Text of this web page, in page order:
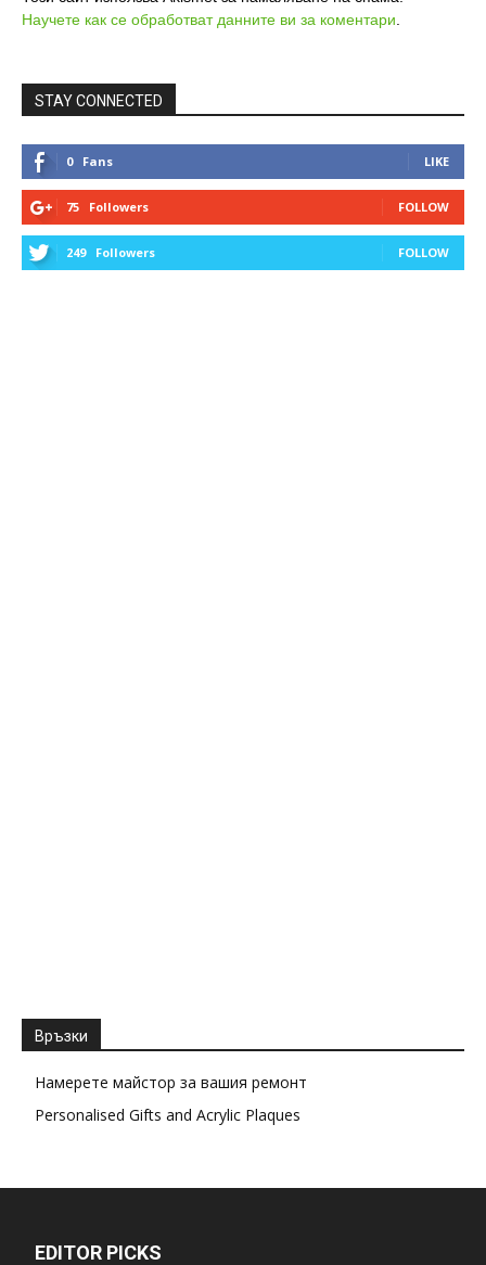
Научете как се обработват данните ви за коментари
STAY CONNECTED
0 Fans LIKE
75 Followers FOLLOW
249 Followers FOLLOW
Връзки
Намерете майстор за вашия ремонт
Personalised Gifts and Acrylic Plaques
EDITOR PICKS